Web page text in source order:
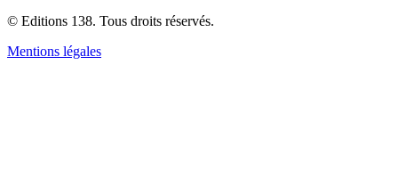
© Editions 138. Tous droits réservés.
Mentions légales